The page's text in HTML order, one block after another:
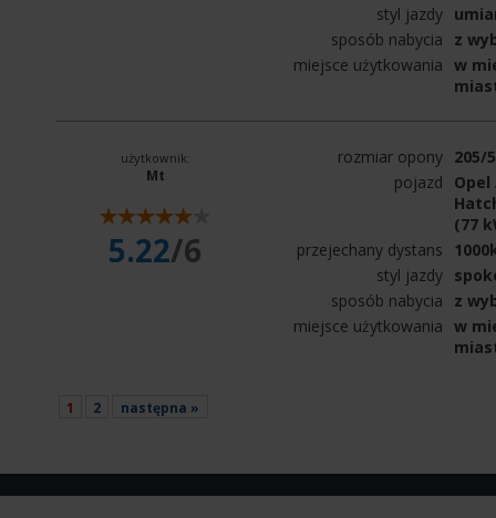
styl jazdy
sposób nabycia
z
miejsce użytkowania w
użytkownik:
Mt
5.22/6
rozmiar opony 205/
pojazd
Opel
(77
przejechany dystans
styl jazdy
sposób nabycia
z
miejsce użytkowania w
1 2 następna »